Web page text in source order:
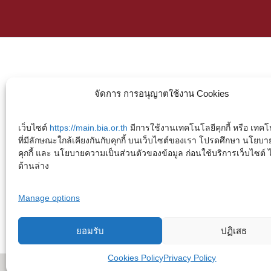
จัดการ การอนุญาตใช้งาน Cookies
เว็บไซต์ https://main.bia.or.th มีการใช้งานเทคโนโลยีคุกกี้ หรือ เทค
ที่มีลักษณะใกล้เคียงกันกับคุกกี้ บนเว็บไซต์ของเรา โปรดศึกษา นโยบา
คุกกี้ และ นโยบายความเป็นส่วนตัวของข้อมูล ก่อนใช้บริการเว็บไซต์
ด้านล่าง
Manage options
ยอมรับ ปฏิเสธ
Cookies PolicyPrivacy Policy
Copyright © 2023. Buddhadasa Indapanno Archives